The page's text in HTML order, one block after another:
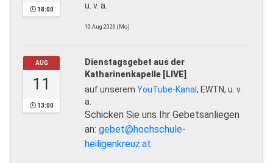
18:00
u. v. a.
10.Aug.2026 (Mo)
AUG
11
13:00
Dienstagsgebet aus der
Katharinenkapelle [LIVE]
auf unserem YouTube-Kanal, EWTN, u. v.
a.
Schicken Sie uns Ihr Gebetsanliegen
an: gebet@hochschule-
heiligenkreuz.at